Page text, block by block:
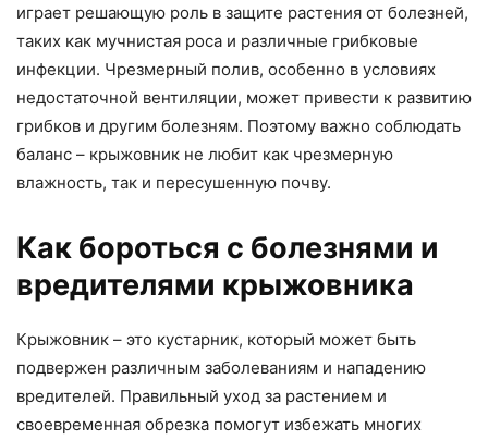
играет решающую роль в защите растения от болезней,
таких как мучнистая роса и различные грибковые
инфекции. Чрезмерный полив, особенно в условиях
недостаточной вентиляции, может привести к развитию
грибков и другим болезням. Поэтому важно соблюдать
баланс – крыжовник не любит как чрезмерную
влажность, так и пересушенную почву.
Как бороться с болезнями и
вредителями крыжовника
Крыжовник – это кустарник, который может быть
подвержен различным заболеваниям и нападению
вредителей. Правильный уход за растением и
своевременная обрезка помогут избежать многих